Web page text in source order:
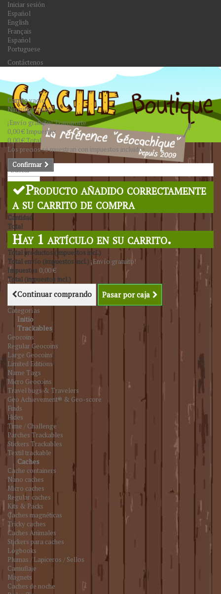
Iniciar sesión
Español
English
Français
Español
Portuguese
Contáctenos
Buscar
Carritovacío
Ningún producto
¡Envío gratuito!Transporte
0,00 € Impuestos
0,00 €Total
Los precios se muestran con impuestos incluidos
Confirmar
Producto añadido correctamente
a su carrito de compra
Cantidad
Total
Hay 1 artículo en su carrito.
Total productos (impuestos incl.)
Total envío (impuestos incl.) ¡Envío gratuito!
Impuestos 0,00 €
Total (impuestos incl.)
Continuar comprando Pasar por caja
Categorías
Initio
Trackables
Geocoins
Regular Geocoins
Large Geocoins
Limited Editions
Name Tags
Micro Geocoins
Travel bugs & Travelers
Geo Achievement® & Geo-score
Finds
Hides
Time / Challenge
Parches Trackables
Stickers Trackables
Textil trackable
Caches
Cache containers
Nano caches
Micro caches
Regular caches
Kits & Packs
Caches magnéticas
Tricky caches
Caches Animales
Stickers para caches
Logbooks
Plumas / Lapiceros / Sellos
Camuflaje
Magnets
Caches de noche